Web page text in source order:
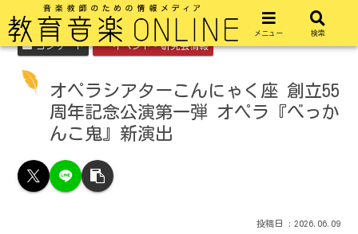
コンサート イベント・研究会情報
オペラシアターこんにゃく座 創立55
周年記念公演第一弾 オペラ『べっか
んこ鬼』新演出
2026.06.09
メニュー 検索